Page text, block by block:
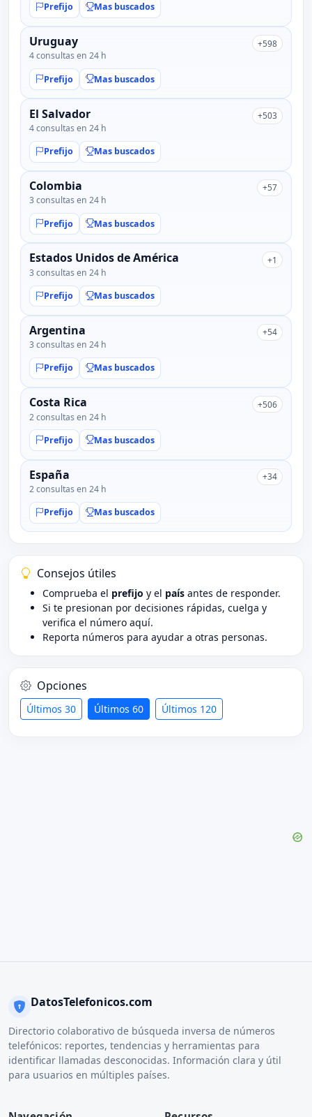
Prefijo Mas buscados
Uruguay
4 consultas en 24 h
+598
Prefijo Mas buscados
El Salvador
4 consultas en 24 h
+503
Prefijo Mas buscados
Colombia
3 consultas en 24 h
+57
Prefijo Mas buscados
Estados Unidos de América
3 consultas en 24 h
+1
Prefijo Mas buscados
Argentina
3 consultas en 24 h
+54
Prefijo Mas buscados
Costa Rica
2 consultas en 24 h
+506
Prefijo Mas buscados
España
2 consultas en 24 h
+34
Prefijo Mas buscados
Consejos útiles
Comprueba el prefijo y el país antes de responder.
Si te presionan por decisiones rápidas, cuelga y
verifica el número aquí.
Reporta números para ayudar a otras personas.
Opciones
Últimos 30 Últimos 60 Últimos 120
DatosTelefonicos.com
Directorio colaborativo de búsqueda inversa de números
telefónicos: reportes, tendencias y herramientas para
identificar llamadas desconocidas. Información clara y útil
para usuarios en múltiples países.